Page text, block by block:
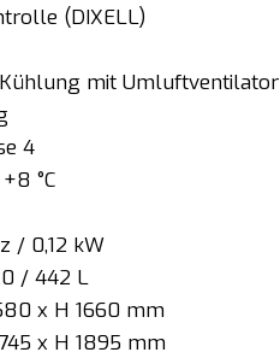
(DIXELL)
mit Umluftventilator
4
°C
/ 0,12 kW
/ 442 L
x H 1660 mm
x H 1895 mm